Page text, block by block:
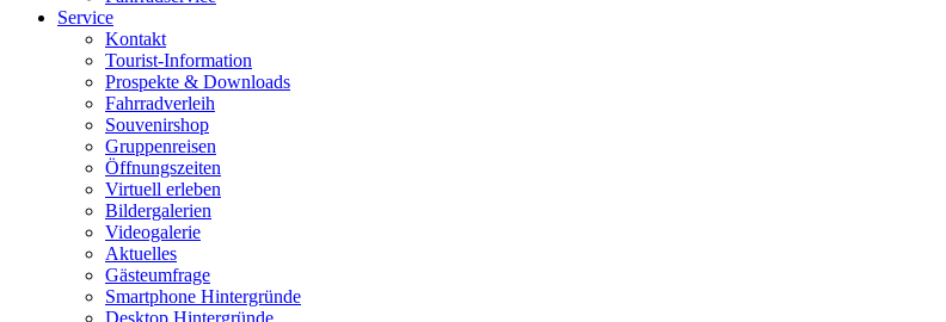
Service
Kontakt
Tourist-Information
Prospekte & Downloads
Fahrradverleih
Souvenirshop
Gruppenreisen
Öffnungszeiten
Virtuell erleben
Bildergalerien
Videogalerie
Aktuelles
Gästeumfrage
Smartphone Hintergründe
Desktop Hintergründe